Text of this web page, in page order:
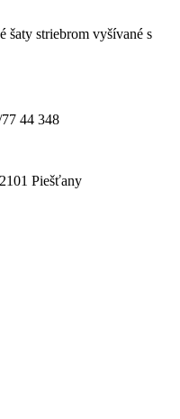
šaty striebrom vyšívané s
44 348
Piešťany